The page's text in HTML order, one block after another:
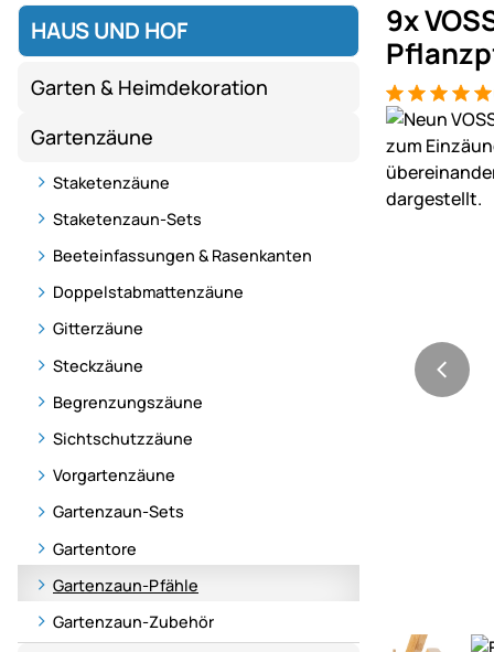
HAUS UND HOF
Garten & Heimdekoration
Gartenzäune
Staketenzäune
Staketenzaun-Sets
Beeteinfassungen & Rasenkanten
Doppelstabmattenzäune
Gitterzäune
Steckzäune
Begrenzungszäune
Sichtschutzzäune
Vorgartenzäune
Gartenzaun-Sets
Gartentore
Gartenzaun-Pfähle
Gartenzaun-Zubehör
9x
Bewertung:
3